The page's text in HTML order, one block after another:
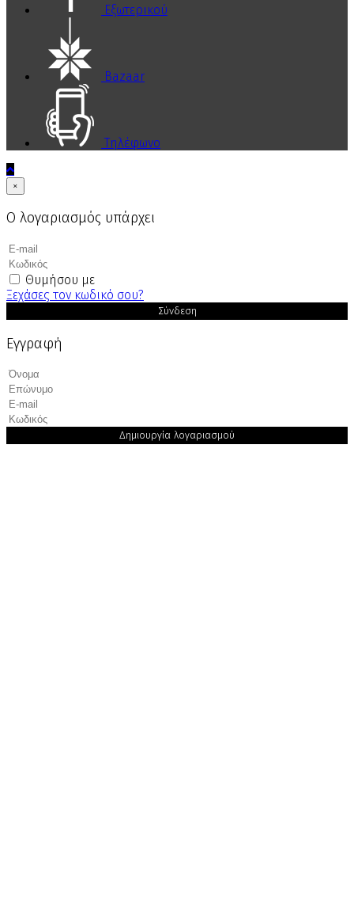
Εξωτερικού
Bazaar
Τηλέφωνο
×
Ο λογαριασμός υπάρχει
Θυμήσου με
Ξεχάσες τον κωδικό σου?
Σύνδεση
Εγγραφή
Δημιουργία λογαριασμού